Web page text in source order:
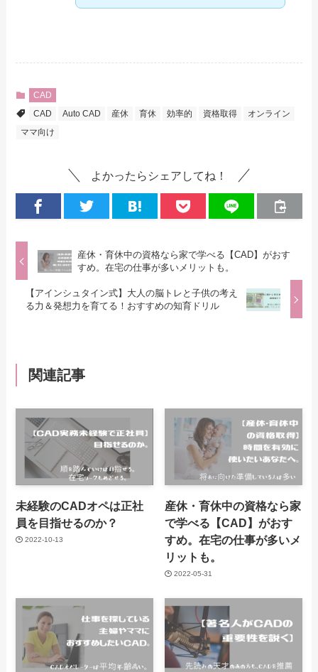
CAD
CAD
Auto CAD 産休 育休 効率的 資格取得
オンライン
ママ向け
よかったらシェアしてね！
産休・育休中の資格なら家で学べる【CAD】がおす
すめ。在宅の仕事が多いメリットも。
【アインシュタイン式】大人の脳トレと子供の考え
る力＆発想力を育てる！おすすめの知育ドリル
関連記事
未経験のCADオペは正社
員を目指せるのか？
2022-10-13
産休・育休中の資格なら家
で学べる【CAD】がおす
すめ。在宅の仕事が多いメ
リットも。
2022-05-31